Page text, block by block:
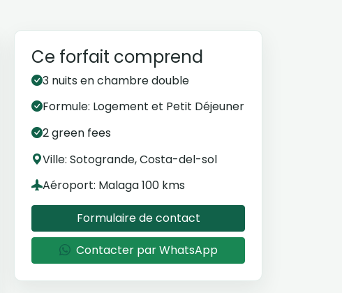
Ce forfait comprend
3 nuits en chambre double
Formule: Logement et Petit Déjeuner
2 green fees
Ville: Sotogrande, Costa-del-sol
Aéroport: Malaga 100 kms
Formulaire de contact
Contacter par WhatsApp